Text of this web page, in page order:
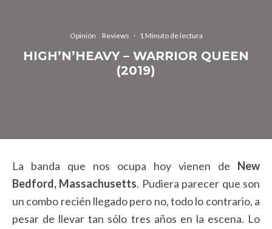
Opinión Reviews · 1 Minuto de lectura
HIGH’N’HEAVY – WARRIOR QUEEN
(2019)
La banda que nos ocupa hoy vienen de New
Bedford, Massachusetts. Pudiera parecer que son
un combo recién llegado pero no, todo lo contrario, a
pesar de llevar tan sólo tres años en la escena. Lo